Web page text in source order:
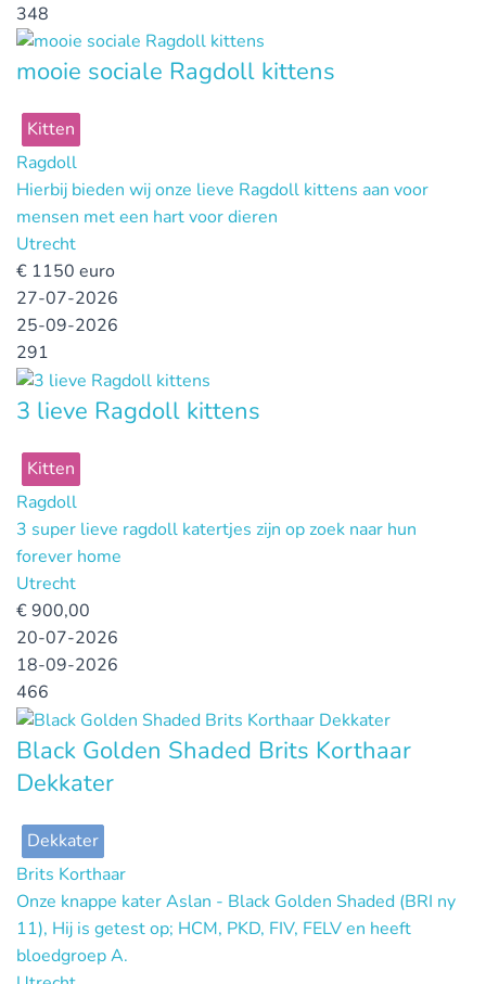
348
mooie sociale Ragdoll kittens
Kitten
Ragdoll
Hierbij bieden wij onze lieve Ragdoll kittens aan voor
mensen met een hart voor dieren
Utrecht
€ 1150 euro
27-07-2026
25-09-2026
291
3 lieve Ragdoll kittens
Kitten
Ragdoll
3 super lieve ragdoll katertjes zijn op zoek naar hun
forever home
Utrecht
€900,00
20-07-2026
18-09-2026
466
Black Golden Shaded Brits Korthaar
Dekkater
Dekkater
Brits Korthaar
Onze knappe kater Aslan - Black Golden Shaded (BRI ny
11), Hij is getest op; HCM, PKD, FIV, FELV en heeft
bloedgroep A.